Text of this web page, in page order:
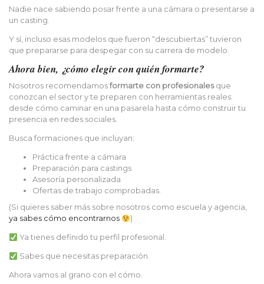
Nadie nace sabiendo posar frente a una cámara o presentarse a
un casting.
Y sí, incluso esas modelos que fueron “descubiertas” tuvieron
que prepararse para despegar con su carrera de modelo.
Ahora bien, ¿cómo elegir con quién formarte?
Nosotros recomendamosformarte con profesionalesque
conozcan el sector y te preparen con herramientas reales:
desde cómo caminar en una pasarela hasta cómo construir tu
presencia en redes sociales.
Busca formaciones que incluyan:
Práctica frente a cámara
Preparación para castings
Asesoría personalizada
Ofertas de trabajo comprobadas.
(Si quieres saber más sobre nosotros como escuela y agencia,
ya sabes cómo encontrarnos
)
Ya tienes definido tu perfil profesional.
Sabes que necesitas preparación.
Ahora vamos al grano con el cómo.